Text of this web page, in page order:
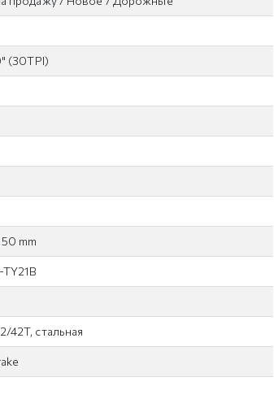
(30TPI)
mm
42T, стальная